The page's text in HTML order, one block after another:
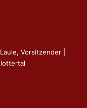
Vorsitzender |